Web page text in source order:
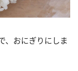
、おにぎりにしま